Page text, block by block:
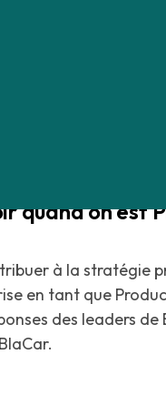
quand on est
à la stratégie
en tant que
des leaders de